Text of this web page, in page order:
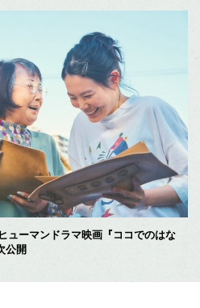
ューマンドラマ映画『ココでのはな
公開